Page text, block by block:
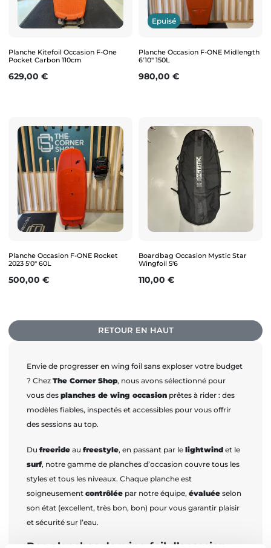
Planche Kitefoil Occasion F-One
Pocket Carbon 110cm
Prix
629,00 €
Epuisé
Planche Occasion F-ONE Midlength
6'10" 150L
Prix
980,00 €
Planche Occasion F-ONE Rocket
2023 5'0" 60L
Prix
500,00 €
Boardbag Occasion Mystic Star
Wingfoil 5'6
Prix
110,00 €
RETOUR EN HAUT
Envie de progresser en wing foil sans exploser votre budget
? Chez The Corner Shop, nous avons sélectionné pour
vous des planches de wing occasion prêtes à rider : des
modèles fiables, inspectés et accessibles pour vous offrir
des sessions au top.
Du freeride au freestyle, en passant par le lightwind et le
surf, notre gamme de planches d’occasion couvre tous les
styles et tous les niveaux. Chaque planche est
soigneusement contrôlée par notre équipe, évaluée selon
son état (excellent, très bon, bon) pour vous garantir plaisir
et sécurité sur l’eau.